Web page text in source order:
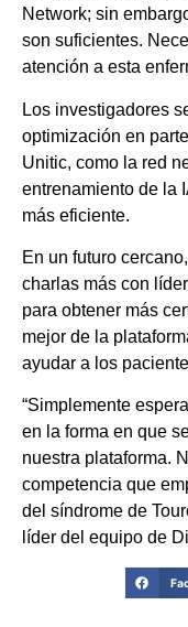
Network; sin
son suficientes.
atención a esta
Los investigadores
optimización en
Unitic, como la red
entrenamiento de la
más eficiente.
En un futuro
charlas más con
para obtener más
mejor de la
ayudar a los
“Simplemente
en la forma en que
nuestra plataforma.
competencia que
del síndrome de
líder del equipo de